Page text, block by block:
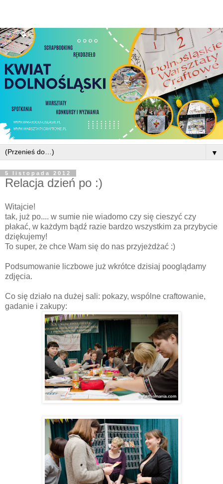
▼
5 listopada 2012
Relacja dzień po :)
Witajcie!
tak, już po.... w sumie nie wiadomo czy się cieszyć czy
płakać, w każdym bądź razie bardzo wszystkim za przybycie
dziękujemy!
To super, że chce Wam się do nas przyjeżdżać :)
Podsumowanie liczbowe już wkrótce dzisiaj pooglądamy
zdjęcia.
Co się działo na dużej sali: pokazy, wspólne craftowanie,
gadanie i zakupy: